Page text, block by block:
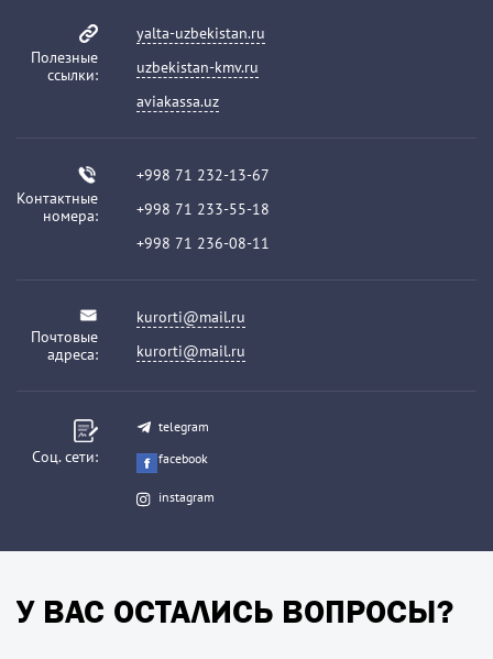
Полезные
ссылки:
yalta-uzbekistan.ru
uzbekistan-kmv.ru
aviakassa.uz
Контактные
номера:
+998 71 232-13-67
+998 71 233-55-18
+998 71 236-08-11
Почтовые
адреса:
kurorti@mail.ru
kurorti@mail.ru
Соц. сети:
telegram
facebook
instagram
У ВАС ОСТАЛИСЬ ВОПРОСЫ?